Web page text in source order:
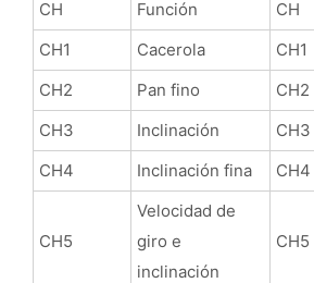
CH
Función CH
CH1
Cacerola CH1
CH2
Pan fino CH2
CH3
Inclinación CH3
CH4
Inclinación fina CH4
CH5
Velocidad de
giro e
inclinación
CH5